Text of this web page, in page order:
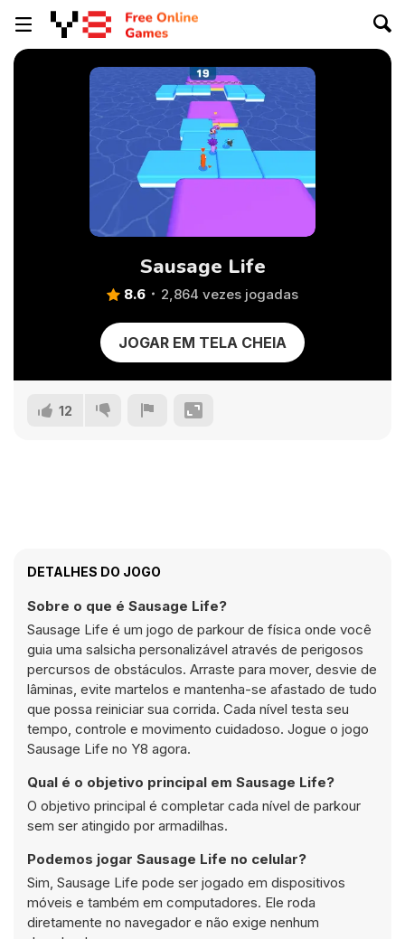
Sausage Life
8.6 2,864 vezes jogadas
JOGAR EM TELA CHEIA
12
DETALHES DO JOGO
Sobre o que é Sausage Life?
Sausage Life é um jogo de parkour de física onde você
guia uma salsicha personalizável através de perigosos
percursos de obstáculos. Arraste para mover, desvie de
lâminas, evite martelos e mantenha-se afastado de tudo
que possa reiniciar sua corrida. Cada nível testa seu
tempo, controle e movimento cuidadoso. Jogue o jogo
Sausage Life no Y8 agora.
Qual é o objetivo principal em Sausage Life?
O objetivo principal é completar cada nível de parkour
sem ser atingido por armadilhas.
Podemos jogar Sausage Life no celular?
Sim, Sausage Life pode ser jogado em dispositivos
móveis e também em computadores. Ele roda
diretamente no navegador e não exige nenhum